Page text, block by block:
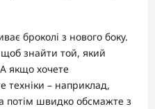
броколі з нового боку.
щоб знайти той, який
якщо хочете
техніки – наприклад,
потім швидко обсмажте з